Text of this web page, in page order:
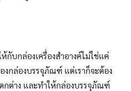
กับกล่องเครื่องสำอางค์ไม่ใช่แค่
งกล่องบรรจุภัณฑ์ แต่เราก็จะต้อง
กต่าง และทำให้กล่องบรรจุภัณฑ์